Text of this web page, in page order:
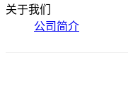
关于我们
公司简介